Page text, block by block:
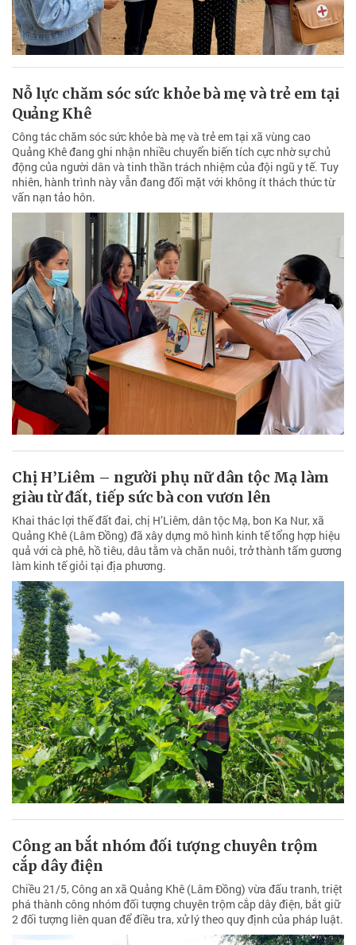
Nỗ lực chăm sóc sức khỏe bà mẹ và trẻ em tại
Quảng Khê
Công tác chăm sóc sức khỏe bà mẹ và trẻ em tại xã vùng cao
Quảng Khê đang ghi nhận nhiều chuyển biến tích cực nhờ sự chủ
động của người dân và tinh thần trách nhiệm của đội ngũ y tế. Tuy
nhiên, hành trình này vẫn đang đối mặt với không ít thách thức từ
vấn nạn tảo hôn.
Chị H’Liêm – người phụ nữ dân tộc Mạ làm
giàu từ đất, tiếp sức bà con vươn lên
Khai thác lợi thế đất đai, chị H’Liêm, dân tộc Mạ, bon Ka Nur, xã
Quảng Khê (Lâm Đồng) đã xây dựng mô hình kinh tế tổng hợp hiệu
quả với cà phê, hồ tiêu, dâu tằm và chăn nuôi, trở thành tấm gương
làm kinh tế giỏi tại địa phương.
Công an bắt nhóm đối tượng chuyên trộm
cắp dây điện
Chiều 21/5, Công an xã Quảng Khê (Lâm Đồng) vừa đấu tranh, triệt
phá thành công nhóm đối tượng chuyên trộm cắp dây điện, bắt giữ
2 đối tượng liên quan để điều tra, xử lý theo quy định của pháp luật.